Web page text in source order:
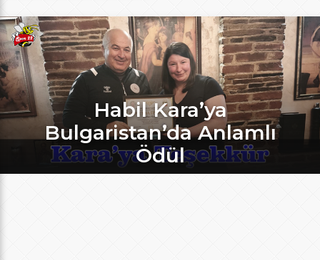
Habil Kara’ya
Bulgaristan’da Anlamlı
Ödül